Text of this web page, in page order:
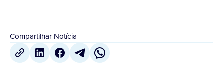
Compartilhar Notícia